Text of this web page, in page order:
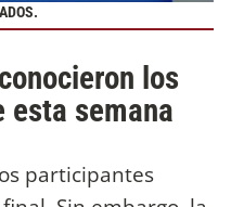
los
esta semana
participantes